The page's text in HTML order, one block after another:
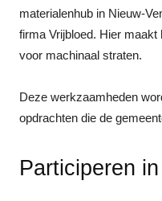
materialenhub in Nieuw-
firma Vrijbloed. Hier
voor machinaal straten.
Deze werkzaamheden
opdrachten die de
Participeren